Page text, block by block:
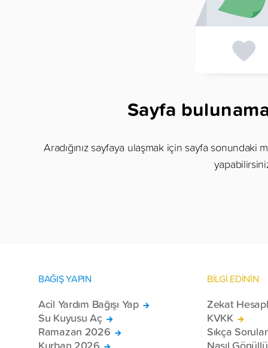
Sayfa
Aradığınız sayfaya ulaşmak için sayfa
BAĞIŞ YAPIN
Acil Yardım Bağışı Yap
Su Kuyusu Aç
Ramazan 2026
BİLGİ EDİNİN
Zekat
KVKK
Sıkça